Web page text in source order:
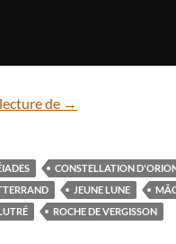
de Morceau de
→
CONSTELLATION
JEUNE LUNE
ROCHE DE VERGISSON